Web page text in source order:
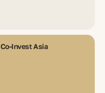
Co-Invest Asia